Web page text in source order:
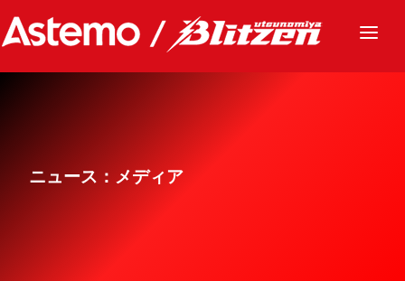
ニュース
グッズ
ニュース：メディア